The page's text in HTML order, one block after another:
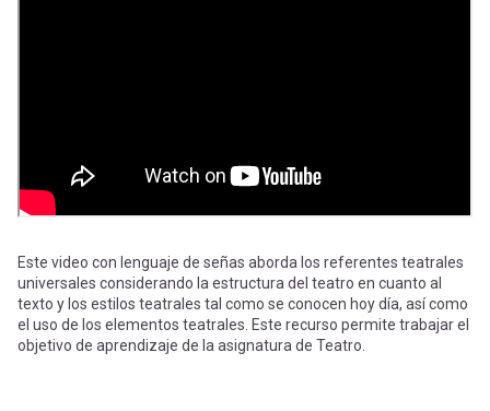
entrar
a
mi
Este video con lenguaje de señas aborda los referentes teatrales
universales considerando la estructura del teatro en cuanto al
texto y los estilos teatrales tal como se conocen hoy día, así como
el uso de los elementos teatrales. Este recurso permite trabajar el
objetivo de aprendizaje de la asignatura de Teatro.